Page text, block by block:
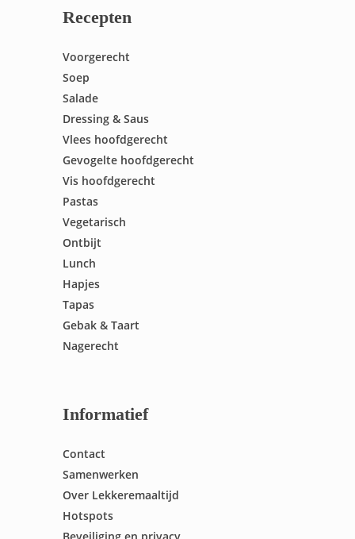
Recepten
Voorgerecht
Soep
Salade
Dressing & Saus
Vlees hoofdgerecht
Gevogelte hoofdgerecht
Vis hoofdgerecht
Pastas
Vegetarisch
Ontbijt
Lunch
Hapjes
Tapas
Gebak & Taart
Nagerecht
Informatief
Contact
Samenwerken
Over Lekkeremaaltijd
Hotspots